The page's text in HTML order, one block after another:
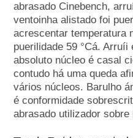
abrasado Cinebench,
ventoinha alistado foi
acrescentar temperatura
puerilidade 59 °Cá.
absoluto núcleo é casal
contudo há uma queda
vários núcleos. Barulho
é conformidade
abrasado utilizador